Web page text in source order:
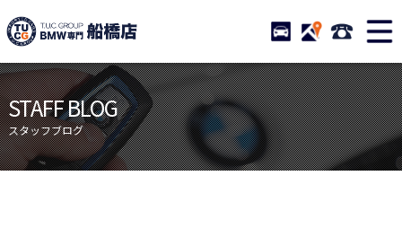
TUCグループ BMW専門 船
STOCK ACCESS 047-
ニュース
在庫リスト
目玉車両一覧
店舗紹介
保証＆サービス
アクセスマップ
STAFF BLOG
スタッフブログ